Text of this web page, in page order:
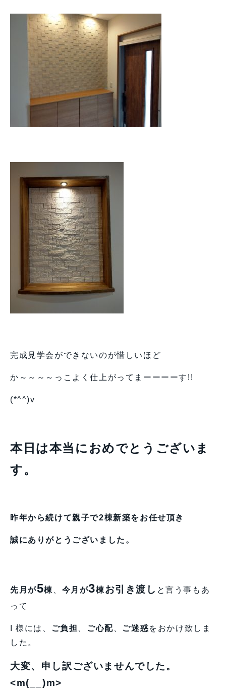
完成見学会ができないのが惜しいほど
か～～～～っこよく仕上がってまーーーーす!!
(*^^)v
本日は本当におめでとうございま
す。
昨年から続けて親子で2棟新築をお任せ頂き
誠にありがとうございました。
先月が5棟 今月が3棟お引き渡し と言う事もあ
って
I 様には、 ご負担 ご心配 ご迷惑をおかけ致しま
した。
大変、申し訳ございませんでした。
<m(__)m>